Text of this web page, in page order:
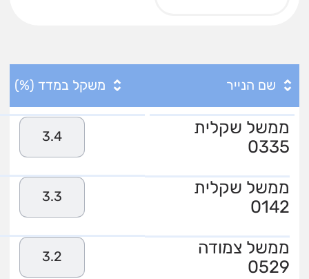
שם הנייר משקל במדד (%)
ממשל שקלית
0335
3.4
ממשל שקלית
0142
3.3
ממשל צמודה
0529
3.2